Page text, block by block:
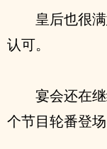
皇后也很
认可。
宴会还在
个节目轮番登场